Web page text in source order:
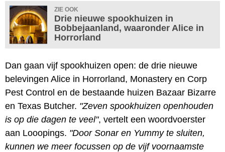
ZIE OOK
Drie nieuwe spookhuizen in
Bobbejaanland, waaronder Alice in
Horrorland
Dan gaan vijf spookhuizen open: de drie nieuwe
belevingen Alice in Horrorland, Monastery en Corp
Pest Control en de bestaande huizen Bazaar Bizarre
en Texas Butcher. "Zeven spookhuizen openhouden
is op die dagen te veel", vertelt een woordvoerster
aan Looopings. "Door Sonar en Yummy te sluiten,
kunnen we meer focussen op de vijf voornaamste